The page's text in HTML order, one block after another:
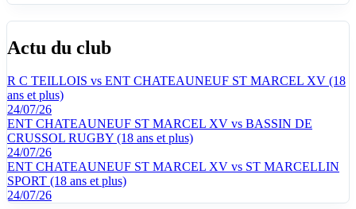
Actu du club
R C TEILLOIS vs ENT CHATEAUNEUF ST MARCEL XV (18
ans et plus)
24/07/26
ENT CHATEAUNEUF ST MARCEL XV vs BASSIN DE
CRUSSOL RUGBY (18 ans et plus)
24/07/26
ENT CHATEAUNEUF ST MARCEL XV vs ST MARCELLIN
SPORT (18 ans et plus)
24/07/26